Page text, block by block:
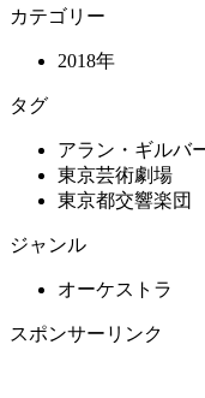
カテゴリー
2018年
タグ
アラン・ギルバ
東京芸術劇場
東京都交響楽団
ジャンル
オーケストラ
スポンサーリンク